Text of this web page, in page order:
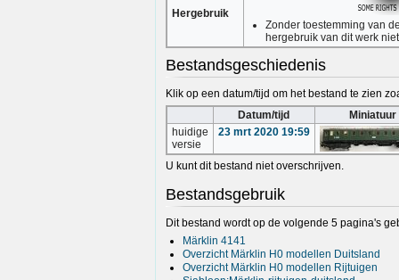
Hergebruik
Zonder toestemming van
hergebruik van dit werk
Bestandsgeschiedenis
Klik op een datum/tijd om het bestand te zien
Datum/tijd
Miniatuur
huidige
versie
23 mrt 2020 19:59
U kunt dit bestand niet overschrijven.
Bestandsgebruik
Dit bestand wordt op de volgende 5 pagina's
Märklin 4141
Overzicht Märklin H0 modellen Duitsland
Overzicht Märklin H0 modellen Rijtuigen